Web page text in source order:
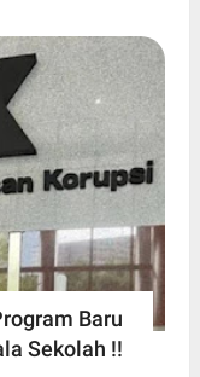
Baru
Sekolah !!